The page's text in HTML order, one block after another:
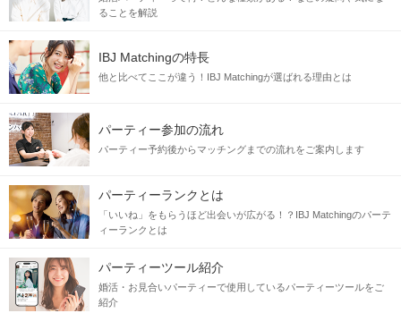
ることを解説
IBJ Matchingの特長
他と比べてここが違う！IBJ Matchingが選ばれる理由とは
パーティー参加の流れ
パーティー予約後からマッチングまでの流れをご案内します
パーティーランクとは
「いいね」をもらうほど出会いが広がる！？IBJ Matchingのパーテ
ィーランクとは
パーティーツール紹介
婚活・お見合いパーティーで使用しているパーティーツールをご
紹介